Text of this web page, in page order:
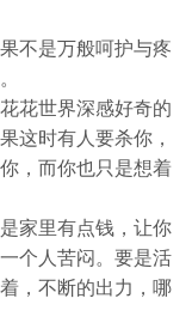
不是万般呵护与疼
。
花世界深感好奇的
这时有人要杀你，
，而你也只是想着
家里有点钱，让你
个人苦闷。要是活
，不断的出力，哪